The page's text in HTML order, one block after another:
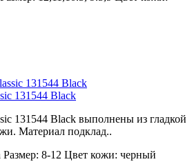
131544 Black
131544 Black выполнены из гладкой
Материал подклад..
Размер: 8-12 Цвет кожи: черный